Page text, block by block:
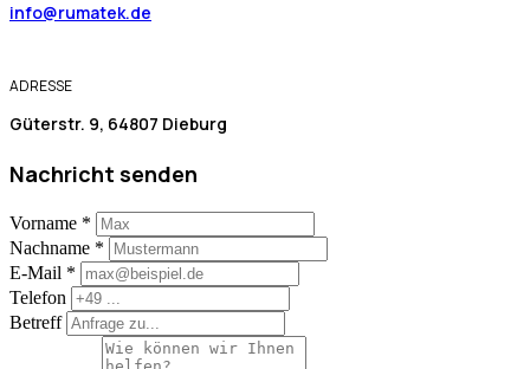
info@rumatek.de
ADRESSE
Güterstr. 9, 64807 Dieburg
Nachricht senden
Vorname *
Nachname *
E-Mail *
Telefon
Betreff